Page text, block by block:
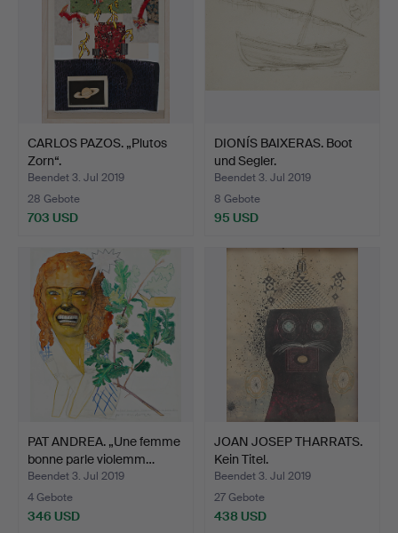
CARLOS PAZOS. „Plutos
Zorn“.
Beendet 3. Jul 2019
28 Gebote
703 USD
DIONÍS BAIXERAS. Boot
und Segler.
Beendet 3. Jul 2019
8 Gebote
95 USD
PAT ANDREA. „Une femme
bonne parle violemm…
Beendet 3. Jul 2019
4 Gebote
346 USD
JOAN JOSEP THARRATS.
Kein Titel.
Beendet 3. Jul 2019
27 Gebote
438 USD